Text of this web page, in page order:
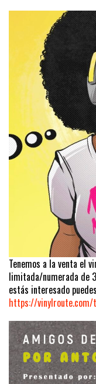
Tenemos a la venta el
limitada/numerada de
estás interesado
https://vinylroute.com/